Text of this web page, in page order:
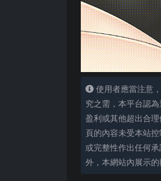
使用者應當注意
究之需，本平台認
盈利或其他超出合
頁的內容未受本站
或完整性作出任何
外，本網站內展示